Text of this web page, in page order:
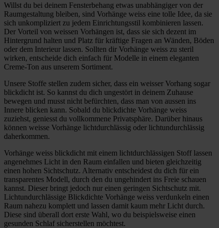
Willst du bei deinem Fensterbehang etwas unabhängiger von der
Raumgestaltung bleiben, sind Vorhänge weiss eine tolle Idee, da sie
sich unkompliziert zu jedem Einrichtungsstil kombinieren lassen.
Der Vorteil von weissen Vorhängen ist, dass sie sich dezent im
Hintergrund halten und Platz für kräftige Fragen an Wänden, Böden
oder dem Interieur lassen. Sollten dir Vorhänge weiss zu steril
wirken, entscheide dich einfach für Modelle in einem eleganten
Creme-Ton aus unserem Sortiment.
Unsere Stoffe stellen zudem sicher, dass ein weisser Vorhang sogar
blickdicht ist. So kannst du dich ungestört in deinem Zuhause
bewegen und musst nicht befürchten, dass man von aussen ins
Innere blicken kann. Sobald du blickdichte Vorhänge weiss
zuziehst, geniesst du vollkommene Privatsphäre. Darüber hinaus
können weisse Vorhänge lichtdurchlässig oder lichtundurchlässig
daherkommen.
Vorhänge weiss blickdicht mit einem lichtdurchlässigen Stoff lassen
angenehmes Licht in den Raum einfallen und bieten gleichzeitig
einen hohen Sichtschutz. Alternativ entscheidest du dich für ein
transparentes Modell, durch den du ungehindert ins Freie schauen
kannst. Dieser bringt jedoch nur einen geringen Sichtschutz mit.
Lichtundurchlässige Blickdichte Vorhänge weiss verdunkeln einen
Raum nahezu komplett und lassen damit kaum mehr Licht durch.
Diese sind überall dort erste Wahl, wo du beispielsweise einen
gesunden Schlaf sicherstellen möchtest.